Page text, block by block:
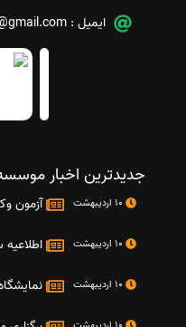
ایمیل :
جدیدترین اخبار
آزمون
نمایشگاه